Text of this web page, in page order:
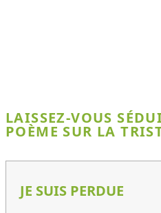
LAISSEZ-VOUS
POÈME SUR LA
JE SUIS PERDUE